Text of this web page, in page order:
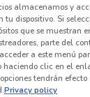
almacenamos y
dispositivo. Si
que se muestran
parte del
a este menú
clic en el
tendrán
Privacy policy